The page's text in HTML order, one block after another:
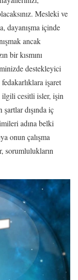
Mesleki ve
dayanışma içinde
ancak
bir kısmını
destekleyici
işaret
ilgili cesitli isler, işin
dışında iç
adına belki
onun çalışma
sorumlulukların